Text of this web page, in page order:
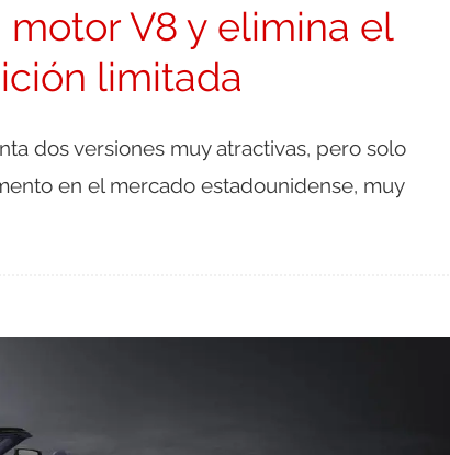
V8 y elimina el
limitada
dos versiones muy atractivas, pero solo
en el mercado estadounidense, muy